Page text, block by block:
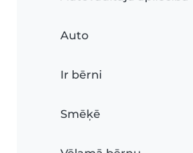
Auto
Ir bērni
Smēķē